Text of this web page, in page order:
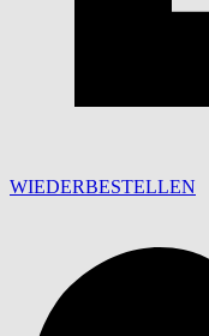
WIEDERBESTELLEN